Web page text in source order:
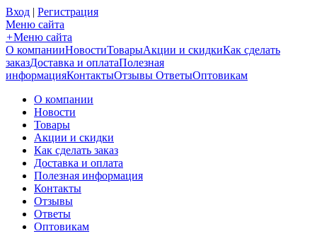
Вход | Регистрация
Меню сайта
+Меню сайта
О компанииНовостиТоварыАкции и скидкиКак сделать
заказДоставка и оплатаПолезная
информацияКонтактыОтзывы ОтветыОптовикам
О компании
Новости
Товары
Акции и скидки
Как сделать заказ
Доставка и оплата
Полезная информация
Контакты
Отзывы
Ответы
Оптовикам